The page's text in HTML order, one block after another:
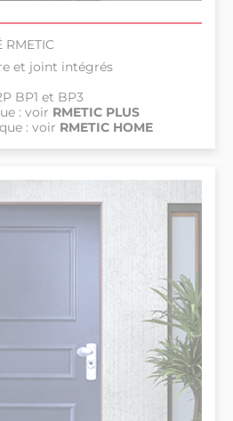
RMETIC
et joint intégrés
BP1 et BP3
: voir RMETIC PLUS
: voir RMETIC HOME